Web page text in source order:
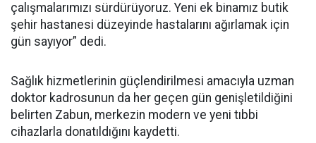
çalışmalarımızı sürdürüyoruz. Yeni ek binamız butik
şehir hastanesi düzeyinde hastalarını ağırlamak için
gün sayıyor” dedi.
Sağlık hizmetlerinin güçlendirilmesi amacıyla uzman
doktor kadrosunun da her geçen gün genişletildiğini
belirten Zabun, merkezin modern ve yeni tıbbi
cihazlarla donatıldığını kaydetti.